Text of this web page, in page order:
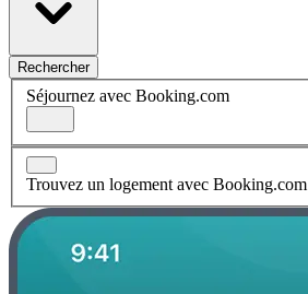
Rechercher
Séjournez avec Booking.com
Trouvez un logement avec Booking.com